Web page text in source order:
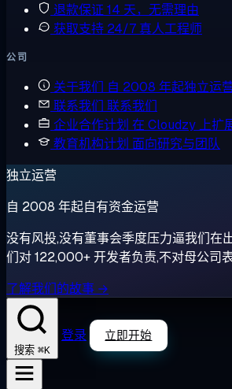
退款保证 14 天，无需理由
获取支持 24/7 真人工程师
公司
关于我们 自 2008 年起独立运
联系我们 联系我们
企业合作计划 在 Cloudzy 上扩
教育机构计划 面向研究与团队
独立运营
自 2008 年起自有资金运营
没有风投,没有董事会季度压力逼我们在
们对 122,000+ 开发者负责,不对母公司表
了解我们的故事 →
搜索 ⌘K
登录 立即开始